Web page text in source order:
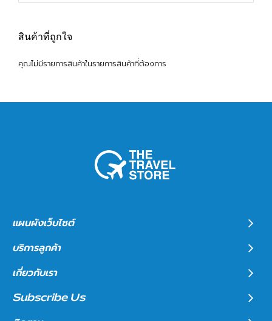
สินค้าที่ถูกใจ
คุณไม่มีรายการสินค้าในรายการสินค้าที่ต้องการ
แผนผังเว็บไซต์
บริการลูกค้า
เกี่ยวกับเรา
Subscribe Us